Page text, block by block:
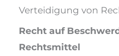
Verteidigung von
Recht auf
Rechtsmittel